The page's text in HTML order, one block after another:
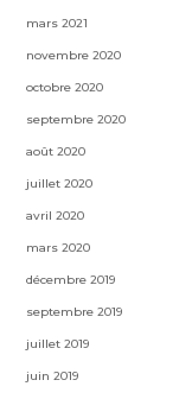
mars 2021
novembre 2020
octobre 2020
septembre 2020
août 2020
juillet 2020
avril 2020
mars 2020
décembre 2019
septembre 2019
juillet 2019
juin 2019